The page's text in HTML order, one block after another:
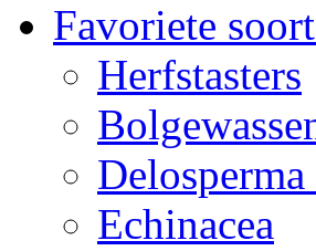
Favoriete
Herfstasters
Echinacea